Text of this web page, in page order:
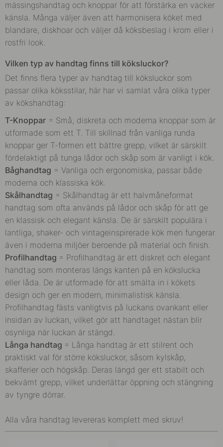
mässingshandtag och knoppar för att förstärka en vacker
känsla. Många väljer även att harmonisera köket med
blandare, diskhoar och väljer då köksbeslag i krom eller i
rostfri look.
Vilken typ av handtag finns till köksluckor?
Det finns flera typer av handtag till köksluckor som
passar olika köksstilar, här har vi samlat våra olika typer
av kökshandtag:
T-Knoppar = Små, diskreta och moderna knoppar som är
utformade som ett T. Till skillnad från vanliga runda
knoppar ger T-formen ett bättre grepp, vilket är särskilt
fördelaktigt på tunga lådor och skåp som är vanligt i kök.
Båghandtag = Vanliga och ergonomiska, passar både
moderna och klassiska kök.
Skålhandtag = Skålhandtag är ett halvmåneformat
handtag som ofta används på lådor och skåp för att ge
en klassisk och elegant känsla. De är särskilt populära i
lantliga, shaker- och vintageinspirerade kök men fungerar
även i moderna miljöer beroende på material och finish.
Profilhandtag = Profilhandtag är ett diskret och elegant
handtag som monteras längs kanten på en kökslucka
eller låda. De är utformade för att smälta in i kökets
design och ger en modern, minimalistisk känsla.
Profilhandtag fästs vanligtvis på luckans ovankant eller
insidan av luckan, vilket gör att handtaget nästan blir
osynliga när luckan är stängd.
Långa handtag = Långa handtag är ett stilrent och
praktiskt val för större köksluckor, såsom kylskåp,
skafferier och högskåp. Deras längd ger ett stabilt och
bekvämt grepp, vilket underlättar öppning och stängning
av tyngre dörrar.
Alla våra handtag levereras komplett med skruv!